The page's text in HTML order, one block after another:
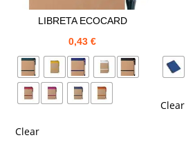
LIBRETA ECOCARD
0,43€
Clear
Clear